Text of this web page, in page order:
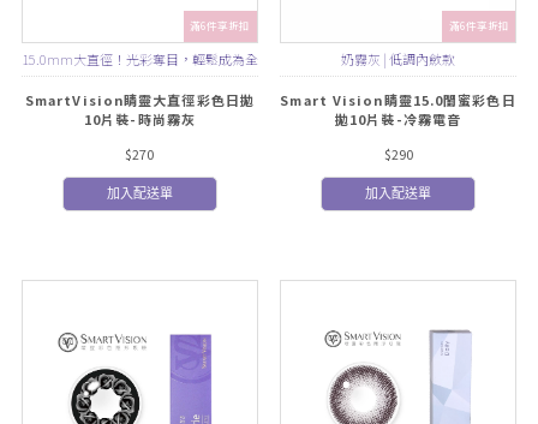
滿6件享折扣
15.0mm大直徑！光彩奪目，輕鬆成為全
場焦點！
SmartVision睛靈大直徑彩色日拋
10片裝-時尚霧灰
$270
加入配送單
滿6件享折扣
奶霧灰 | 低調內斂款
Smart Vision睛靈15.0閨蜜彩色日
拋10片裝-冷霧電音
$290
加入配送單